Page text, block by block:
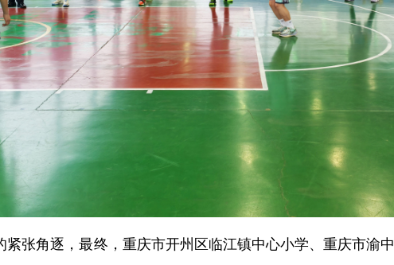
紧张角逐，最终，重庆市开州区临江镇中心小学、重庆市渝